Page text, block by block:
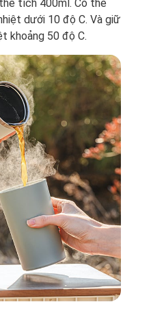
tích 400ml. Có thể
dưới 10 độ C. Và giữ
khoảng 50 độ C.